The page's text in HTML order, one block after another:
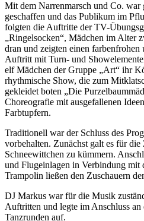
Mit dem Narrenmarsch und Co.
geschaffen und das Publikum im
folgten die Auftritte der TV-
„Ringelsocken“, Mädchen im Alter
dran und zeigten einen farbenfrohen
Auftritt mit Turn- und
elf Mädchen der Gruppe „Art“ ihr
rhythmische Show, die zum
gekleidet boten „Die
Choreografie mit ausgefallenen
Farbtupfern.
Traditionell war der Schluss des
vorbehalten. Zunächst galt es für
Schneewittchen zu kümmern.
und Flugeinlagen in Verbindung mit
Trampolin ließen den Zuschauern
DJ Markus war für die Musik
Auftritten und legte im Anschluss an
Tanzrunden auf.